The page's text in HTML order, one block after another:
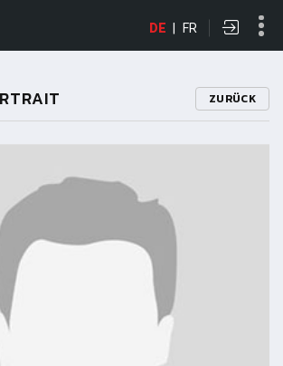
DE | FR
ZURÜCK